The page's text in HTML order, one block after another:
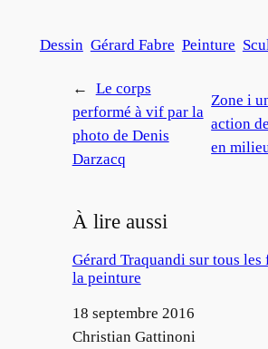
Dessin Gérard Fabre Peinture
←
Le corps
performé à vif par la
photo de Denis
Darzacq
Zone i
action
en
À lire aussi
Gérard Traquandi sur tous les
la peinture
Date
18 septembre 2016
Auteur
Christian Gattinoni